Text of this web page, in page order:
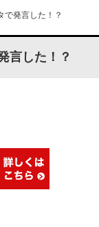
で発言した！？
言した！？